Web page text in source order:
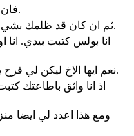
فان كنت تحسبني شريكا فاقبله نظيري.
ثم ان كان قد ظلمك بشيء او لك عليه دين فاحسب ذلك عليّ.
انا بولس كتبت بيدي.
نعم ايها الاخ ليكن لي فرح بك في الرب. ارح احشائي في الرب.
اذ انا واثق باطاعتك
ومع هذا اعدد لي ايضا